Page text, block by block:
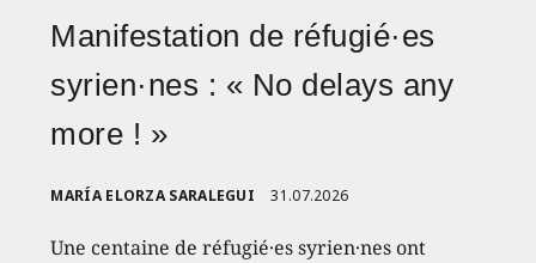
Manifestation de réfugié·es
syrien·nes : « No delays any
more ! »
MARÍA ELORZA SARALEGUI 31.07.2026
Une centaine de réfugié·es syrien·nes ont